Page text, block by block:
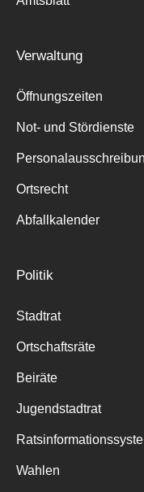
SucheVerwaltung
Öffnungszeiten
Not- und Stördienste
Ortsrecht
Abfallkalender
Politik
Stadtrat
Ortschaftsräte
Beiräte
Jugendstadtrat
Wahlen